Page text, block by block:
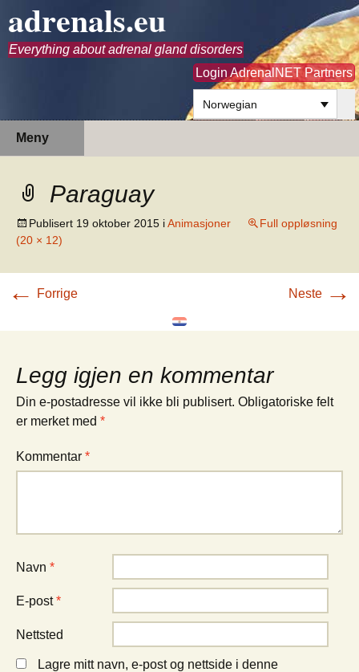
adrenals.eu
Everything about adrenal gland disorders
Login AdrenalNET Partners
Norwegian
Meny
Paraguay
Publisert 19 oktober 2015 iAnimasjoner
Full oppløsning
(20 × 12)
← Forrige Neste →
Legg igjen en kommentar
Din e-postadresse vil ikke bli publisert. Obligatoriske felt
er merket med *
Kommentar *
Navn *
E-post*
Nettsted
Lagre mitt navn, e-post og nettside i denne